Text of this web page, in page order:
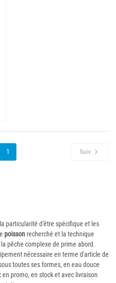
1 Suiv
particularité d'être spécifique et les
poisson recherché et la technique
pêche complexe de prime abord.
nécessaire en terme d'article de
toutes ses formes, en eau douce
promo, en stock et avec livraison